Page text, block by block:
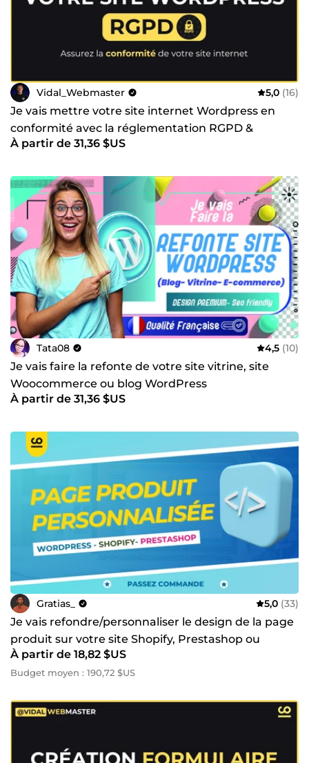
Vidal_Webmaster 5,0 (16)
Je vais mettre votre site internet Wordpress en
conformité avec la réglementation RGPD &
Consent V2 Google
À partir de 31,36 $US
Tata08 4,5 (10)
Je vais faire la refonte de votre site vitrine, site
Woocommerce ou blog WordPress
À partir de 31,36 $US
Gratias_ 5,0 (33)
Je vais refondre/personnaliser le design de la page
produit sur votre site Shopify, Prestashop ou
WordPress
À partir de 18,82 $US
Budget moyen : 190,72 $US